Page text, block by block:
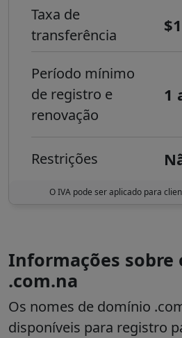
Taxa de
transferência
Período mínimo
de registro e
renovação
1
Restrições
O IVA pode ser aplicado para
Informações sobre
.com.na
Os nomes de domínio
disponíveis para registro